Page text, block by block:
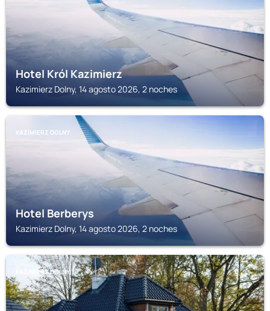
Hotel Król Kazimierz
Kazimierz Dolny, 14 agosto 2026, 2 noches
KAZIMIERZ DOLNY
Hotel Berberys
Kazimierz Dolny, 14 agosto 2026, 2 noches
KAZIMIERZ DOLNY